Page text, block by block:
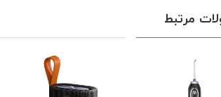
مرتبط